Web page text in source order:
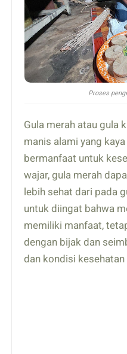
Proses
Gula merah atau gula
manis alami yang
bermanfaat untuk
wajar, gula merah
lebih sehat dari pada
untuk diingat bahwa
memiliki manfaat,
dengan bijak dan
dan kondisi kesehatan